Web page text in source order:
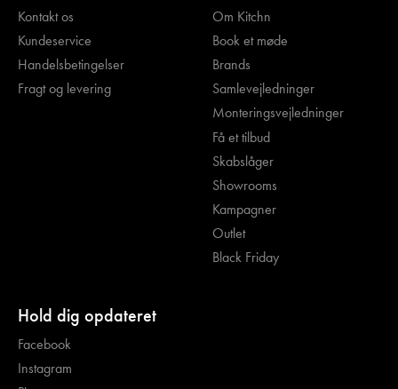
Kontakt os
Kundeservice
Handelsbetingelser
Fragt og levering
Om Kitchn
Book et møde
Brands
Samlevejledninger
Monteringsvejledninger
Få et tilbud
Skabslåger
Showrooms
Kampagner
Outlet
Black Friday
Hold dig opdateret
Facebook
Instagram